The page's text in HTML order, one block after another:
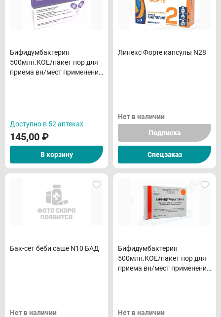
Бифидумбактерин
500млн.КОЕ/пакет пор для
приема вн/мест применения
Доступно в 52 аптеках
145,00 ₽
В корзину
Линекс Форте капсулы N28
Нет в наличии
Подписка
Спецзаказ
Бак-сет беби саше N10 БАД
Нет в наличии
Бифидумбактерин
500млн.КОЕ/пакет пор для
приема вн/мест применения
Нет в наличии